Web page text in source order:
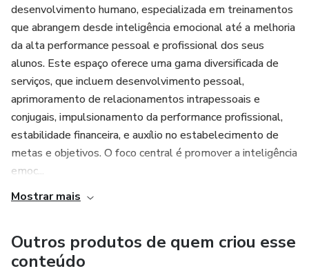
desenvolvimento humano, especializada em treinamentos
que abrangem desde inteligência emocional até a melhoria
da alta performance pessoal e profissional dos seus
alunos. Este espaço oferece uma gama diversificada de
serviços, que incluem desenvolvimento pessoal,
aprimoramento de relacionamentos intrapessoais e
conjugais, impulsionamento da performance profissional,
estabilidade financeira, e auxílio no estabelecimento de
metas e objetivos. O foco central é promover a inteligência
emoc...
Mostrar mais
Outros produtos de quem criou esse
conteúdo